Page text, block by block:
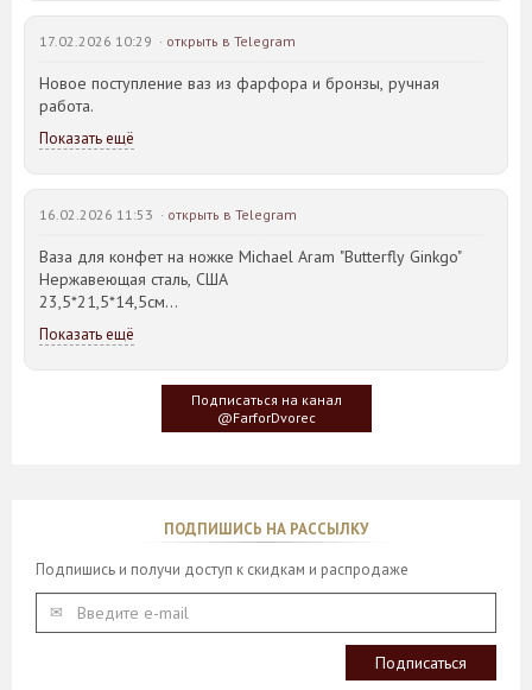
17.02.2026 10:29 · открыть в Telegram
Новое поступление ваз из фарфора и бронзы, ручная
работа.
Показать ещё
16.02.2026 11:53 · открыть в Telegram
Ваза для конфет на ножке Michael Aram "Butterfly Ginkgo"
Нержавеющая сталь, США
23,5*21,5*14,5см
Идея такого дизайна предметов сервировки стола пришла
создателю, когда он впервые увидел дерево Гинкго Билоба,
у которого растут двойные листья, напоминающие крылья
Показать ещё
Подписаться на канал
@FarforDvorec
ПОДПИШИСЬ НА РАССЫЛКУ
Подпишись и получи доступ к скидкам и распродаже